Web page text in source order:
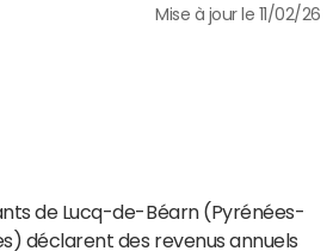
Mise à jour le 11/02/26
de Lucq-de-Béarn (Pyrénées-
déclarent des revenus annuels